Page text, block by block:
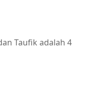
Taufik adalah 4